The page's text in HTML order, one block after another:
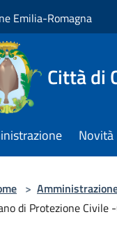
Emilia-Romagna
Città di
Novità
>
di Protezione